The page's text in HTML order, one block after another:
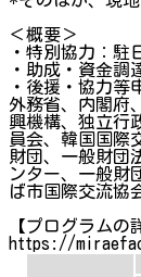
＜概要＞
・特別協力：
・助成・資金調
・後援・協力等
外務省、内閣府
興機構、独立行
員会、韓国国際
財団、一般財団
ンター、一般財
ば市国際交流協
【プログラムの
https://